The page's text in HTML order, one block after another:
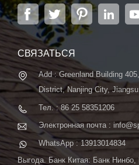
энергетических систем.
в Нанкине, столице
6000 м2, может
автоматической системой ...
СВЯЗАТЬСЯ
Add : Greenland Building
District, Nanjing City,
Тел. : 86 25 58351206
Электронная почта :
WhatsApp : 13913014834
Выгода. Банк Китая: Банк